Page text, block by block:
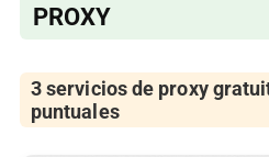
PROXY
3 servicios de proxy
puntuales